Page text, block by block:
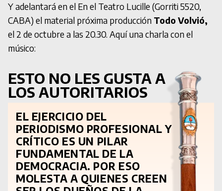
Y adelantará en el En el Teatro Lucille (Gorriti 5520,
CABA) el material próxima producción Todo Volvió,
el 2 de octubre a las 20.30. Aquí una charla con el
músico:
ESTO NO LES GUSTA A
LOS AUTORITARIOS
EL EJERCICIO DEL
PERIODISMO PROFESIONAL Y
CRÍTICO ES UN PILAR
FUNDAMENTAL DE LA
DEMOCRACIA. POR ESO
MOLESTA A QUIENES CREEN